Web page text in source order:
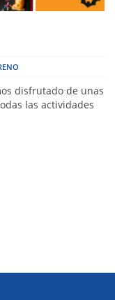
disfrutado de unas
las actividades